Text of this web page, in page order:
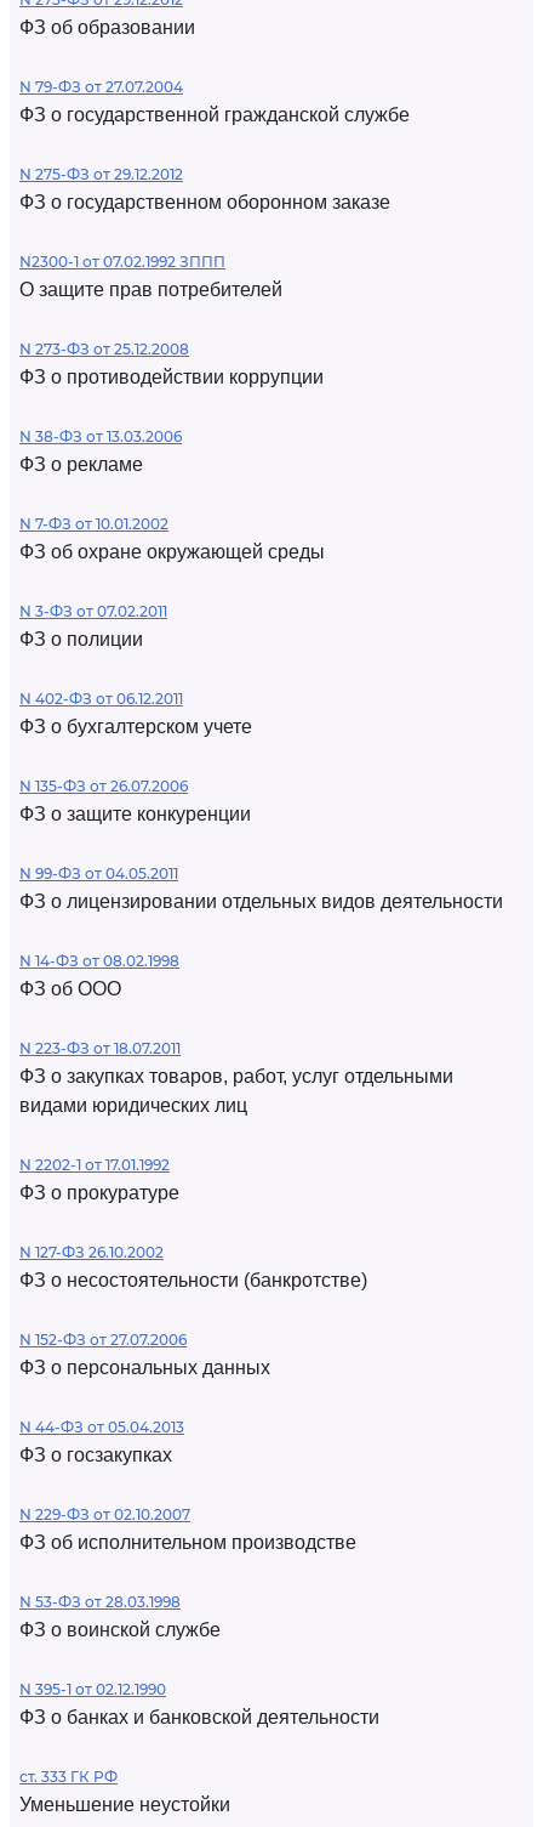
ФЗ об образовании
N 79-ФЗ от 27.07.2004
ФЗ о государственной гражданской службе
N 275-ФЗ от 29.12.2012
ФЗ о государственном оборонном заказе
N2300-1 от 07.02.1992 ЗППП
О защите прав потребителей
N 273-ФЗ от 25.12.2008
ФЗ о противодействии коррупции
N 38-ФЗ от 13.03.2006
ФЗ о рекламе
N 7-ФЗ от 10.01.2002
ФЗ об охране окружающей среды
N 3-ФЗ от 07.02.2011
ФЗ о полиции
N 402-ФЗ от 06.12.2011
ФЗ о бухгалтерском учете
N 135-ФЗ от 26.07.2006
ФЗ о защите конкуренции
N 99-ФЗ от 04.05.2011
ФЗ о лицензировании отдельных видов деятельности
N 14-ФЗ от 08.02.1998
ФЗ об ООО
N 223-ФЗ от 18.07.2011
ФЗ о закупках товаров, работ, услуг отдельными
видами юридических лиц
N 2202-1 от 17.01.1992
ФЗ о прокуратуре
N 127-ФЗ 26.10.2002
ФЗ о несостоятельности (банкротстве)
N 152-ФЗ от 27.07.2006
ФЗ о персональных данных
N 44-ФЗ от 05.04.2013
ФЗ о госзакупках
N 229-ФЗ от 02.10.2007
ФЗ об исполнительном производстве
N 53-ФЗ от 28.03.1998
ФЗ о воинской службе
N 395-1 от 02.12.1990
ФЗ о банках и банковской деятельности
ст. 333 ГК РФ
Уменьшение неустойки